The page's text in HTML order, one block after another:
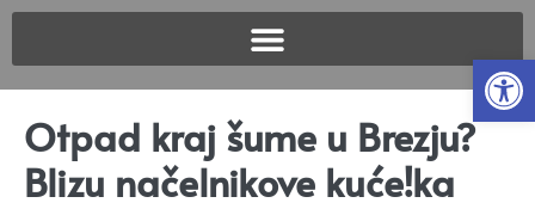
Otpad kraj šume u Brezju?
Blizu načelnikove kuće!ka